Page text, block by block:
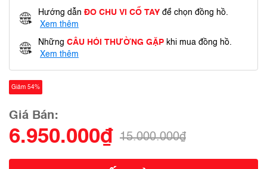
Hướng dẫn ĐO CHU VI CỔ TAY để chọn đồng hồ.
Xem thêm
Những CÂU HỎI THƯỜNG GẶP khi mua đồng hồ.
Xem thêm
Giảm 54%
Giá Bán:
6.950.000₫ 15.000.000₫